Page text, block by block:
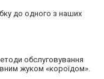
до одного з наших
обслуговування
жуком «короїдом».